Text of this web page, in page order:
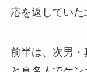
応を返してい
前半は、次男